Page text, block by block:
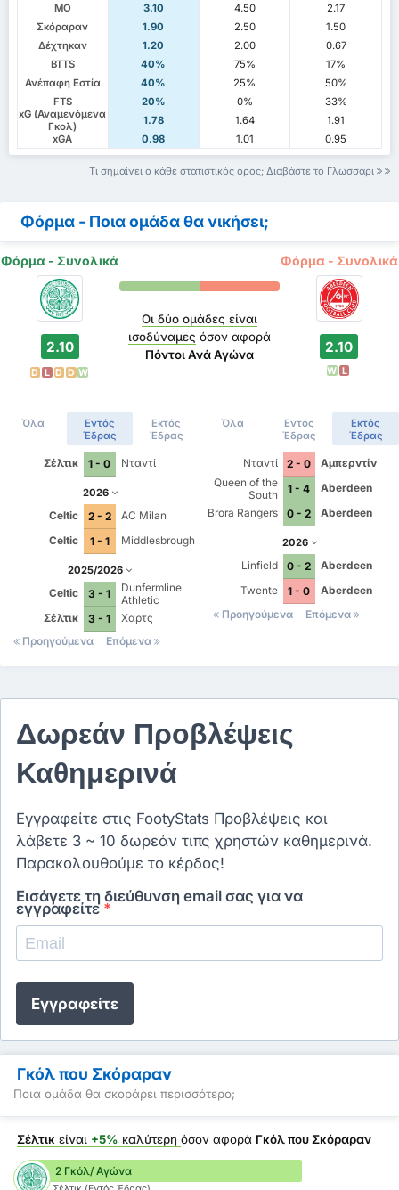
ΜΟ
3.10 4.50
2.17
Σκόραραν
1.90 2.50
1.50
Δέχτηκαν
1.20 2.00
0.67
BTTS
40% 75%
17%
Ανέπαφη Εστία
40% 25%
50%
FTS
20% 0%
33%
xG (Αναμενόμενα
Γκολ)
1.78 1.64
1.91
xGA
0.98 1.01 0.95
Τι σημαίνει ο κάθε στατιστικός όρος; Διαβάστε το Γλωσσάρι
Φόρμα - Ποια ομάδα θα νικήσει;
Φόρμα - Συνολικά Φόρμα - Συνολικά
2.10
D L D D W
Οι δύο ομάδες είναι
ισοδύναμες όσον αφορά
Πόντοι Ανά Αγώνα
2.10
W L
Όλα
Εντός
Έδρας
Εκτός
Έδρας
Σέλτικ 1 - 0 Νταντί
2026
Celtic 2 - 2
AC Milan
Celtic
1 - 1 Middlesbrough
2025/2026
Celtic 3 - 1
Dunfermline
Athletic
Σέλτικ
3 - 1
Χαρτς
Προηγούμενα
Επόμενα
Όλα
Εντός
Έδρας
Εκτός
Έδρας
Νταντί 2 - 0
Αμπερντίν
Queen of the
South
1 - 4
Aberdeen
Brora Rangers
0 - 2 Aberdeen
2026
Linfield 0 - 2
Aberdeen
Twente
1 - 0
Aberdeen
Προηγούμενα
Επόμενα
Δωρεάν Προβλέψεις
Καθημερινά
Εγγραφείτε στις FootyStats Προβλέψεις και
λάβετε 3 ~ 10 δωρεάν τιπς χρηστών καθημερινά.
Παρακολουθούμε το κέρδος!
Εισάγετε τη διεύθυνση email σας για να
εγγραφείτε *
Εγγραφείτε
Γκόλ που Σκόραραν
Ποια ομάδα θα σκοράρει περισσότερο;
Σέλτικ είναι +5% καλύτερη όσον αφορά Γκόλ που Σκόραραν
2 Γκόλ/ Αγώνα